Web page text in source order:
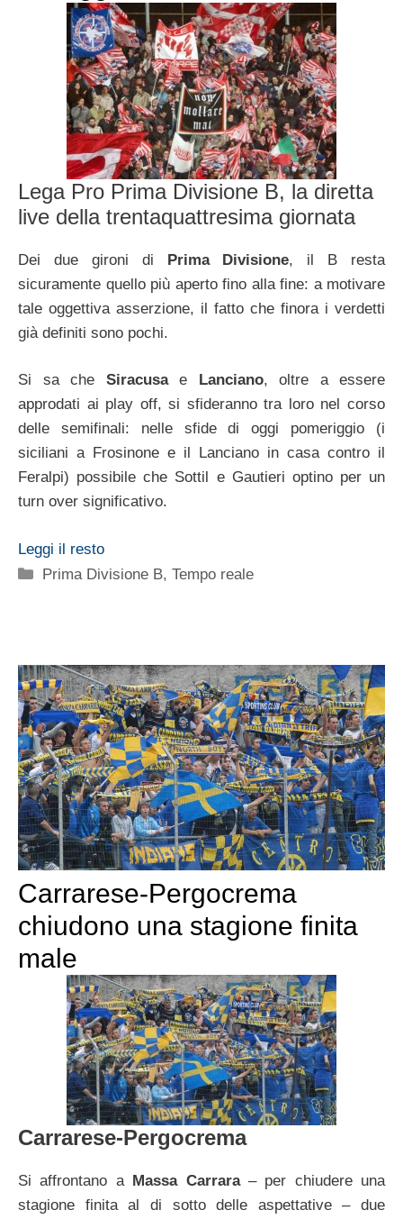
Lega Pro Prima Divisione B, la diretta
live della trentaquattresima giornata
Dei due gironi di Prima Divisione, il B resta
sicuramente quello più aperto fino alla fine: a motivare
tale oggettiva asserzione, il fatto che finora i verdetti
già definiti sono pochi.
Si sa che Siracusae Lanciano, oltre a essere
approdati ai play off, si sfideranno tra loro nel corso
delle semifinali: nelle sfide di oggi pomeriggio (i
siciliani a Frosinone e il Lanciano in casa contro il
Feralpi) possibile che Sottil e Gautieri optino per un
turn over significativo.
Leggi il resto
Categorie
Prima Divisione B,Tempo reale
Carrarese-Pergocrema
chiudono una stagione finita
male
Carrarese-Pergocrema
Si affrontano a Massa Carrara– per chiudere una
stagione finita al di sotto delle aspettative – due